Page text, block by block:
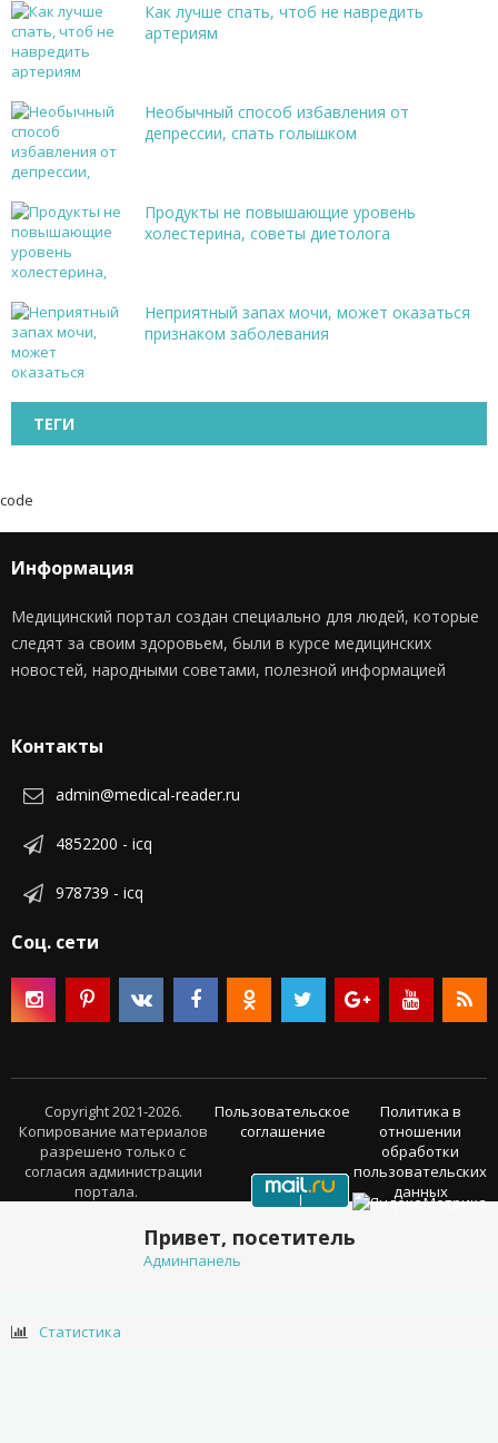
Как лучше спать, чтоб не навредить
артериям
Необычный способ избавления от
депрессии, спать голышком
Продукты не повышающие уровень
холестерина, советы диетолога
Неприятный запах мочи, может оказаться
признаком заболевания
ТЕГИ
code
Информация
Медицинский портал создан специально для людей, которые
следят за своим здоровьем, были в курсе медицинских
новостей, народными советами, полезной информацией
Контакты
admin@medical-reader.ru
4852200 - icq
978739 - icq
Соц. сети
Copyright 2021-2026.
Копирование материалов
разрешено только с
согласия администрации
портала.
Пользовательское
соглашение
Политика в
отношении
обработки
пользовательских
данных
Привет, посетитель
Админпанель
Статистика